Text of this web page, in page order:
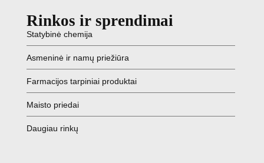
Rinkos ir sprendimai
Statybinė chemija
Asmeninė ir namų priežiūra
Farmacijos tarpiniai produktai
Maisto priedai
Daugiau rinkų